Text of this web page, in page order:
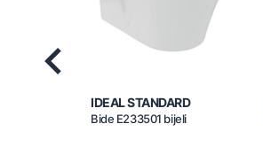
IDEAL STANDARD
Bide E233501 bijeli